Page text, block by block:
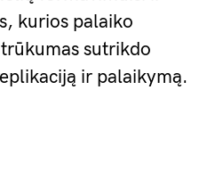
kurios palaiko
sutrikdo
ir palaikymą.